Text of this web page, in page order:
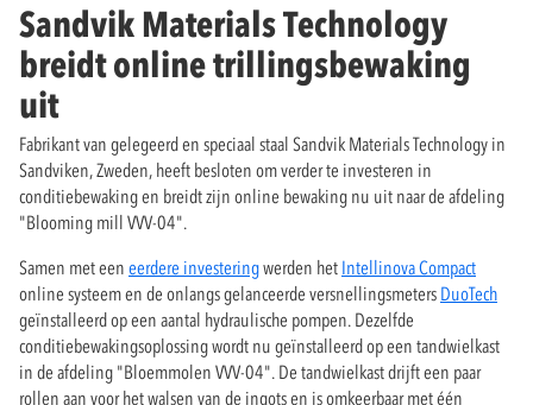
Sandvik Materials Technology
breidt online trillingsbewaking
uit
Fabrikant van gelegeerd en speciaal staal Sandvik Materials Technology in
Sandviken, Zweden, heeft besloten om verder te investeren in
conditiebewaking en breidt zijn online bewaking nu uit naar de afdeling
"Blooming mill VVV-04".
Samen met een eerdere investeringwerden het Intellinova Compact
online systeem en de onlangs gelanceerde versnellingsmeters DuoTech
geïnstalleerd op een aantal hydraulische pompen. Dezelfde
conditiebewakingsoplossing wordt nu geïnstalleerd op een tandwielkast
in de afdeling "Bloemmolen VVV-04". De tandwielkast drijft een paar
rollen aan voor het walsen van de ingots en is omkeerbaar met één